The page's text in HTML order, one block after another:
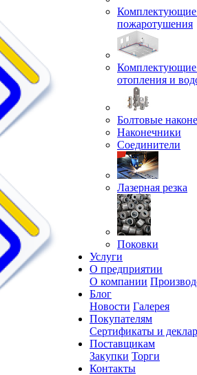
Комплектующие
пожаротушения
Комплектующие
отопления и
Болтовые
Наконечники
Соединители
Лазерная резка
Поковки
Услуги
О предприятии
О компании
Блог
Новости Галерея
Покупателям
Сертификаты и
Поставщикам
Закупки Торги
Контакты